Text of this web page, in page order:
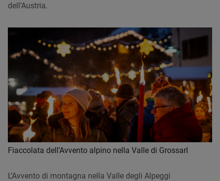
dell’Austria.
Fiaccolata dell’Avvento alpino nella Valle di Grossarl
L’Avvento di montagna nella Valle degli Alpeggi